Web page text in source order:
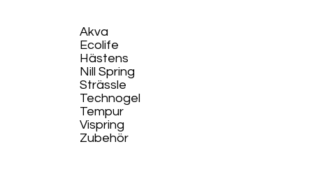
Akva
Ecolife​
Hästens
Nill Spring
Strässle
Technogel
Tempur
Vispring
Zubehör